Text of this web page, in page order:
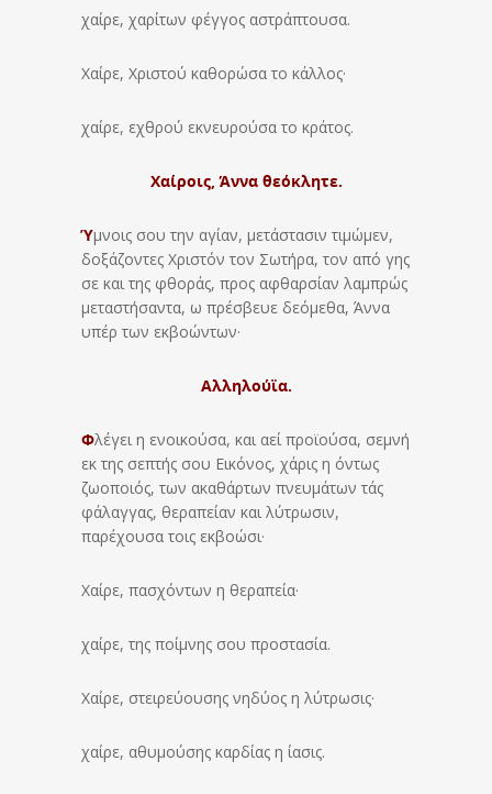
χαίρε, χαρίτων φέγγος αστράπτουσα.
Χαίρε, Χριστού καθορώσα το κάλλος·
χαίρε, εχθρού εκνευρούσα το κράτος.
Χαίροις, Άννα θεόκλητε.
Ύμνοις σου την αγίαν, μετάστασιν τιμώμεν,
δοξάζοντες Χριστόν τον Σωτήρα, τον από γης
σε και της φθοράς, προς αφθαρσίαν λαμπρώς
μεταστήσαντα, ω πρέσβευε δεόμεθα, Άννα
υπέρ των εκβοώντων·
Αλληλούϊα.
Φλέγει η ενοικούσα, και αεί προϊούσα, σεμνή
εκ της σεπτής σου Εικόνος, χάρις η όντως
ζωοποιός, των ακαθάρτων πνευμάτων τάς
φάλαγγας, θεραπείαν και λύτρωσιν,
παρέχουσα τοις εκβοώσι·
Χαίρε, πασχόντων η θεραπεία·
χαίρε, της ποίμνης σου προστασία.
Χαίρε, στειρεύουσης νηδύος η λύτρωσις·
χαίρε, αθυμούσης καρδίας η ίασις.